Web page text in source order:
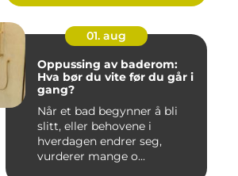
01. aug
Oppussing av baderom:
Hva bør du vite før du går i
gang?
Når et bad begynner å bli
slitt, eller behovene i
hverdagen endrer seg,
vurderer mange o...